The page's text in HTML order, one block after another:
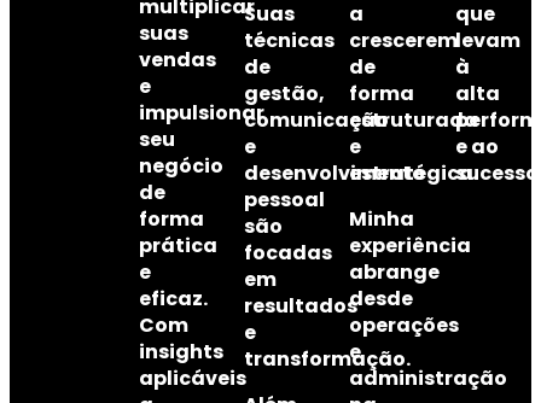
multiplicar
suas
vendas
e
impulsionar
seu
negócio
de
forma
prática
e
eficaz.
Com
insights
aplicáveis
Suas
técnicas
de
gestão,
comunicação
e
desenvolvimento
pessoal
são
focadas
em
resultados
e
transformação.
a
crescerem
de
forma
estruturada
e
estratégica.
Minha
experiência
abrange
desde
operações
e
administração
que
levam
à
alta
e ao